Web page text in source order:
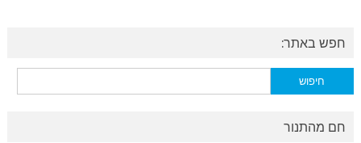
חפש באתר:
חם מהתנור